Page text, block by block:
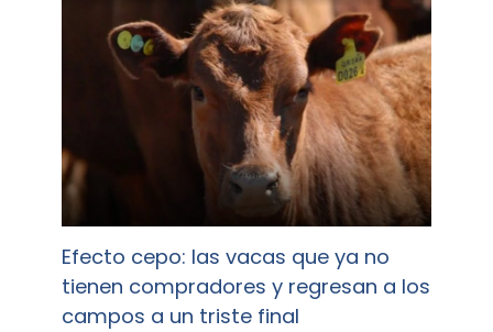
Efecto cepo: las vacas que ya no
tienen compradores y regresan a los
campos a un triste final